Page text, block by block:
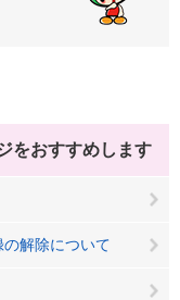
をおすすめします
解除について